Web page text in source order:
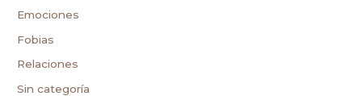
Emociones
Fobias
Relaciones
Sin categoría